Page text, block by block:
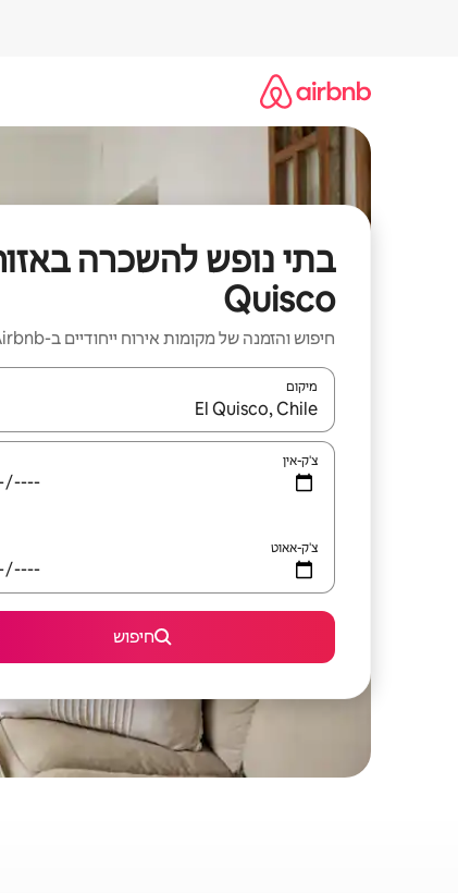
Quisco
חיפוש והזמנה של מקומות אירוח ייחודיים ב-Airbnb
מיקום
כאשר התוצאות יהיו זמינות, יש לנווט עם מקשי
צ'ק-אין
צ'ק-אאוט
חיפוש